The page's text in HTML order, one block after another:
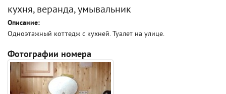
кухня, веранда, умывальник
Описание:
Одноэтажный коттедж с кухней. Туалет на улице.
Фотографии номера